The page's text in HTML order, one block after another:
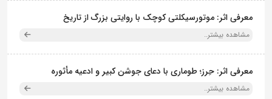
معرفی اثر: موتورسیکلتی کوچک با روایتی بزرگ از تاریخ
مشاهده بیشتر..
معرفی اثر: حِرز؛ طوماری با دعای جوشن کبیر و ادعیه مأثوره
مشاهده بیشتر..